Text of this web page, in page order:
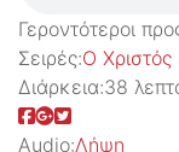
Γεροντότεροι
Σειρές:Ο Χριστός
Διάρκεια:38
Audio:Λήψη